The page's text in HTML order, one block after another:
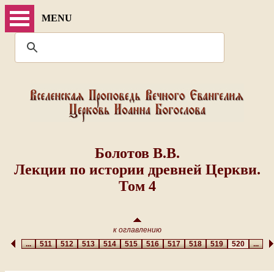
MENU
Болотов В.В.
Лекции по истории древней Церкви.
Том 4
к оглавлению
...511512513514515516517518519 520 ...